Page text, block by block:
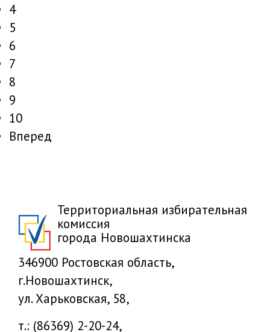
4
5
6
7
8
9
10
Вперед
Территориальная избирательная
комиссия
города Новошахтинска
346900 Ростовская область,
г.Новошахтинск,
ул. Харьковская, 58,
т.: (86369) 2-20-24,